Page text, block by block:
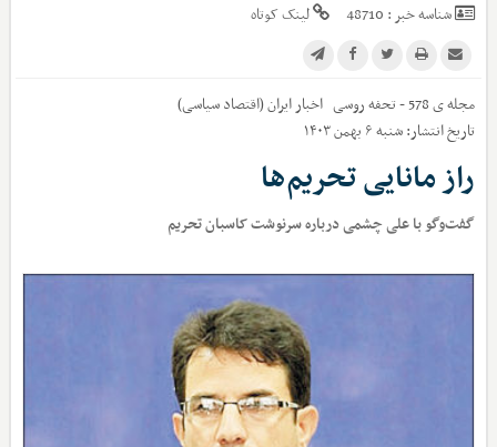
شناسه خبر : 48710 لینک کوتاه
مجله ی 578 - تحفه روسی اخبارایران (اقتصاد سیاسی)
تاریخ انتشار:شنبه ۶ بهمن ۱۴۰۳
راز مانایی تحریم‌ها
گفت‌وگو با علی چشمی درباره سرنوشت کاسبان تحریم